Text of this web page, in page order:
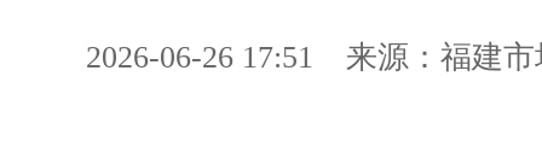
2026-06-26 17:51 来源：​福建